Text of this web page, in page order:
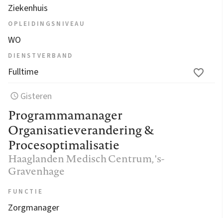
Ziekenhuis
OPLEIDINGSNIVEAU
WO
DIENSTVERBAND
Fulltime
Gisteren
Programmamanager
Organisatieverandering &
Procesoptimalisatie
Haaglanden Medisch Centrum, 's-
Gravenhage
FUNCTIE
Zorgmanager